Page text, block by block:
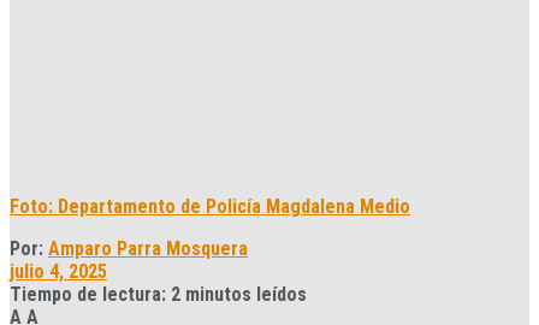
Foto: Departamento de Policía Magdalena Medio
Por: Amparo Parra Mosquera
julio 4, 2025
Tiempo de lectura: 2 minutos leídos
A A